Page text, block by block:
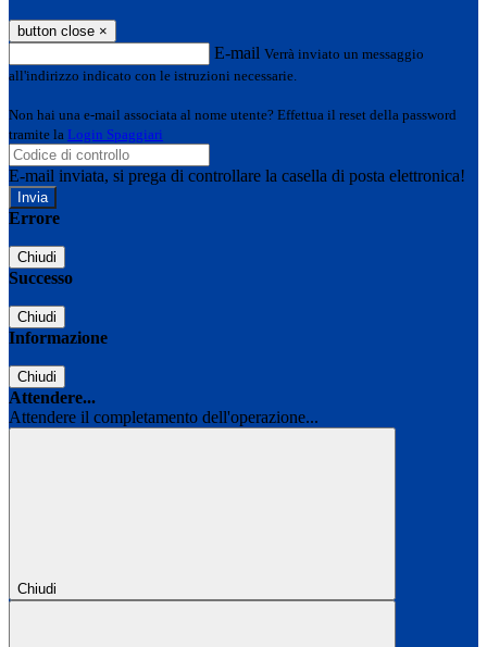
button close ×
E-mail Verrà inviato un messaggio
all'indirizzo indicato con le istruzioni necessarie.
Non hai una e-mail associata al nome utente? Effettua il reset della password
tramite la Login Spaggiari
E-mail inviata, si prega di controllare la casella di posta elettronica!
Errore
Chiudi
Successo
Chiudi
Informazione
Chiudi
Attendere...
Attendere il completamento dell'operazione...
Chiudi